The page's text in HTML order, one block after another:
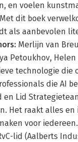
en voelen
dit boek
aanbevolen
Merlijn van
Petoukhov,
technologie die
die AI
Lid
Het raakt alles
voor
lid (Aalberts